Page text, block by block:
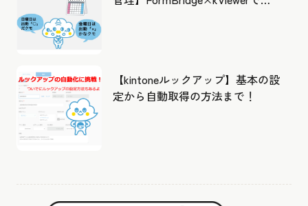
【kintoneルックアップ】基本の設
定から自動取得の方法まで！